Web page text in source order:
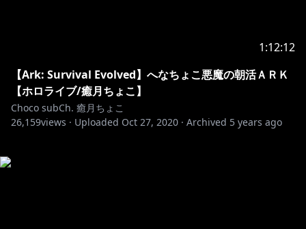
1:12:12
【Ark: Survival Evolved】へなちょこ悪魔の朝活ＡＲＫ
【ホロライブ/癒月ちょこ】
Choco subCh. 癒月ちょこ
26,159views · Uploaded Oct 27, 2020 · Archived 5 years ago